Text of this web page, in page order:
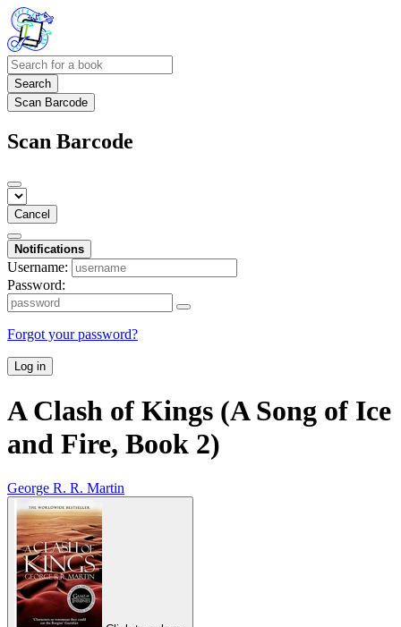
Search
Scan Barcode
Scan Barcode
Cancel
Notifications
Username:
Password:
Forgot your password?
Log in
A Clash of Kings (A Song of Ice
and Fire, Book 2)
George R. R. Martin